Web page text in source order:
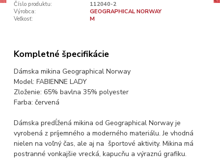
Číslo produktu:
112040-2
Výrobca:
GEOGRAPHICAL NORWAY
Veľkosť:
M
Kompletné špecifikácie
Dámska mikina Geographical Norway
Model: FABIENNE LADY
Zloženie: 65% bavlna 35% polyester
Farba: červená
Dámska predĺžená mikina od Geographical Norway je
vyrobená z príjemného a moderného materiálu. Je vhodná
nielen na voľný čas, ale aj na športové aktivity. Mikina má
postranné vonkajšie vrecká, kapucňu a výraznú grafiku.